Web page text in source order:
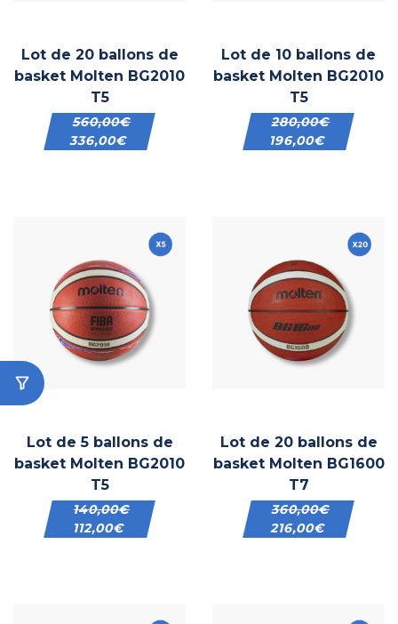
Lot de 20 ballons de
basket Molten BG2010
T5
560,00€
336,00€
Lot de 10 ballons de
basket Molten BG2010
T5
280,00€
196,00€
Lot de 5 ballons de
basket Molten BG2010
T5
140,00€
112,00€
Lot de 20 ballons de
basket Molten BG1600
T7
360,00€
216,00€